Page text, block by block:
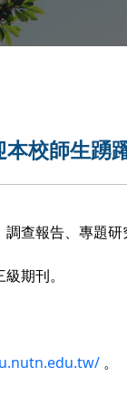
校師生踴
查報告、專題研
期刊。
。